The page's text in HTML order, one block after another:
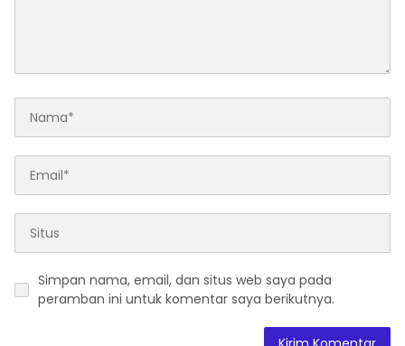
Simpan nama, email, dan situs web saya pada
peramban ini untuk komentar saya berikutnya.